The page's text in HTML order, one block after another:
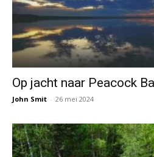
Op jacht naar Peacock
John Smit - 26 mei 2024